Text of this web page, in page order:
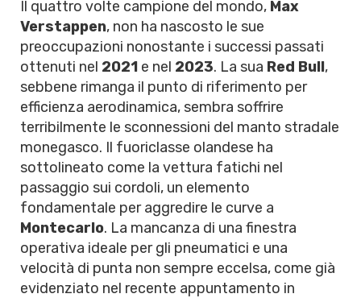
Il quattro volte campione del mondo, Max
Verstappen, non ha nascosto le sue
preoccupazioni nonostante i successi passati
ottenuti nel 2021 e nel 2023. La sua Red Bull,
sebbene rimanga il punto di riferimento per
efficienza aerodinamica, sembra soffrire
terribilmente le sconnessioni del manto stradale
monegasco. Il fuoriclasse olandese ha
sottolineato come la vettura fatichi nel
passaggio sui cordoli, un elemento
fondamentale per aggredire le curve a
Montecarlo. La mancanza di una finestra
operativa ideale per gli pneumatici e una
velocità di punta non sempre eccelsa, come già
evidenziato nel recente appuntamento in